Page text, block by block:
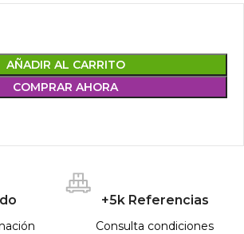
AÑADIR AL CARRITO
COMPRAR AHORA
+5k Referencias
Consulta condiciones